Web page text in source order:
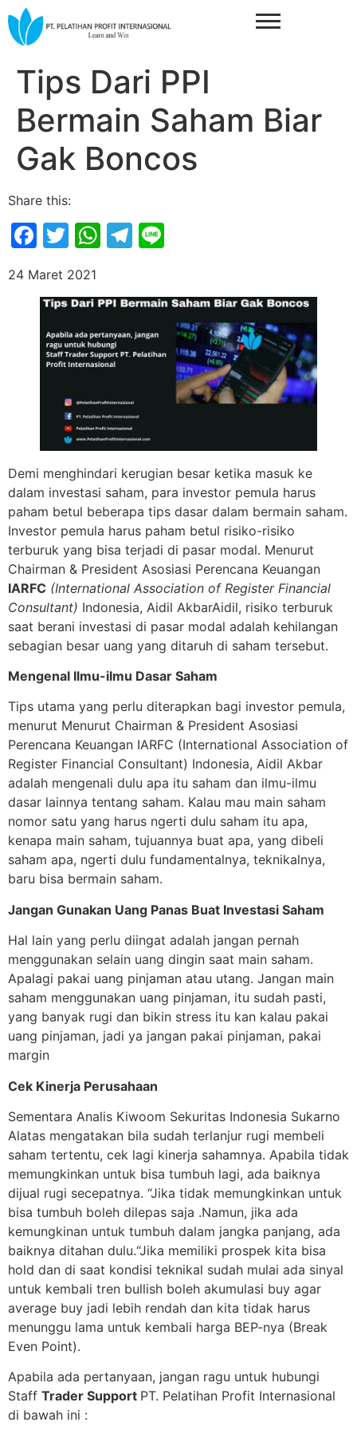
Tips Dari PPI
Bermain Saham Biar
Gak Boncos
Share this:
Facebook
Twitter
WhatsApp
Telegram
24 Maret 2021
Demi menghindari kerugian besar ketika masuk ke
dalam investasi saham, para investor pemula harus
paham betul beberapa tips dasar dalam bermain saham.
Investor pemula harus paham betul risiko-risiko
terburuk yang bisa terjadi di pasar modal. Menurut
Chairman & President Asosiasi Perencana Keuangan
IARFC (International Association of Register Financial
Consultant) Indonesia, Aidil AkbarAidil, risiko terburuk
saat berani investasi di pasar modal adalah kehilangan
sebagian besar uang yang ditaruh di saham tersebut.
Mengenal Ilmu-ilmu Dasar Saham
Tips utama yang perlu diterapkan bagi investor pemula,
menurut Menurut Chairman & President Asosiasi
Perencana Keuangan IARFC (International Association of
Register Financial Consultant) Indonesia, Aidil Akbar
adalah mengenali dulu apa itu saham dan ilmu-ilmu
dasar lainnya tentang saham. Kalau mau main saham
nomor satu yang harus ngerti dulu saham itu apa,
kenapa main saham, tujuannya buat apa, yang dibeli
saham apa, ngerti dulu fundamentalnya, teknikalnya,
baru bisa bermain saham.
Jangan Gunakan Uang Panas Buat Investasi Saham
Hal lain yang perlu diingat adalah jangan pernah
menggunakan selain uang dingin saat main saham.
Apalagi pakai uang pinjaman atau utang. Jangan main
saham menggunakan uang pinjaman, itu sudah pasti,
yang banyak rugi dan bikin stress itu kan kalau pakai
uang pinjaman, jadi ya jangan pakai pinjaman, pakai
margin
Cek Kinerja Perusahaan
Sementara Analis Kiwoom Sekuritas Indonesia Sukarno
Alatas mengatakan bila sudah terlanjur rugi membeli
saham tertentu, cek lagi kinerja sahamnya. Apabila tidak
memungkinkan untuk bisa tumbuh lagi, ada baiknya
dijual rugi secepatnya. “Jika tidak memungkinkan untuk
bisa tumbuh boleh dilepas saja .Namun, jika ada
kemungkinan untuk tumbuh dalam jangka panjang, ada
baiknya ditahan dulu.“Jika memiliki prospek kita bisa
hold dan di saat kondisi teknikal sudah mulai ada sinyal
untuk kembali tren bullish boleh akumulasi buy agar
average buy jadi lebih rendah dan kita tidak harus
menunggu lama untuk kembali harga BEP-nya (Break
Even Point).
Apabila ada pertanyaan, jangan ragu untuk hubungi
Staff Trader Support PT. Pelatihan Profit Internasional
di bawah ini :